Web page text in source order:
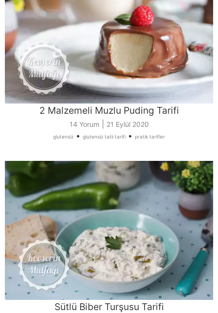
2 Malzemeli Muzlu Puding Tarifi
14 Yorum 21 Eylül 2020
glutensiz • glutensiz tatlı tarifi • pratik tarifler
Sütlü Biber Turşusu Tarifi